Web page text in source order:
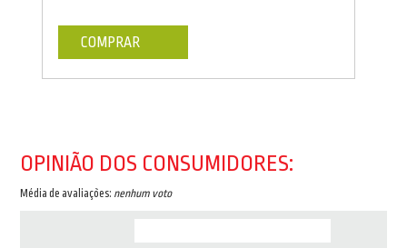
COMPRAR
OPINIÃO DOS CONSUMIDORES:
Média de avaliações: nenhum voto